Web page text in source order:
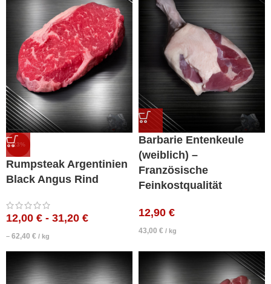
-23%
Rumpsteak Argentinien
Black Angus Rind
12,00 € - 31,20 €
– 62,40 € / kg
Barbarie Entenkeule
(weiblich) –
Französische
Feinkostqualität
12,90 €
43,00 € / kg